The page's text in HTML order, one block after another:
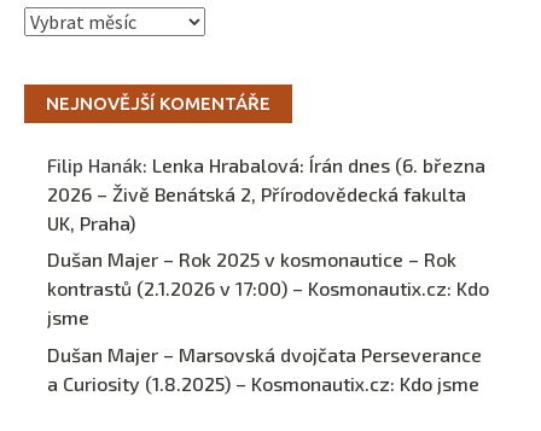
Archivy
NEJNOVĚJŠÍ KOMENTÁŘE
Filip Hanák: Lenka Hrabalová: Írán dnes (6. března
2026 – Živě Benátská 2, Přírodovědecká fakulta
UK, Praha)
Dušan Majer – Rok 2025 v kosmonautice – Rok
kontrastů (2.1.2026 v 17:00) – Kosmonautix.cz: Kdo
jsme
Dušan Majer – Marsovská dvojčata Perseverance
a Curiosity (1.8.2025) – Kosmonautix.cz: Kdo jsme